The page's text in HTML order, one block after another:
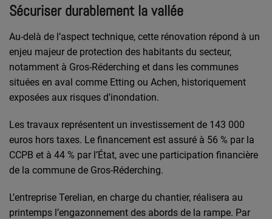
Sécuriser durablement la vallée
Au-delà de l’aspect technique, cette rénovation répond à un
enjeu majeur de protection des habitants du secteur,
notamment à Gros-Réderching et dans les communes
situées en aval comme Etting ou Achen, historiquement
exposées aux risques d’inondation.
Les travaux représentent un investissement de 143 000
euros hors taxes. Le financement est assuré à 56 % par la
CCPB et à 44 % par l’État, avec une participation financière
de la commune de Gros-Réderching.
L’entreprise Terelian, en charge du chantier, réalisera au
printemps l’engazonnement des abords de la rampe. Par